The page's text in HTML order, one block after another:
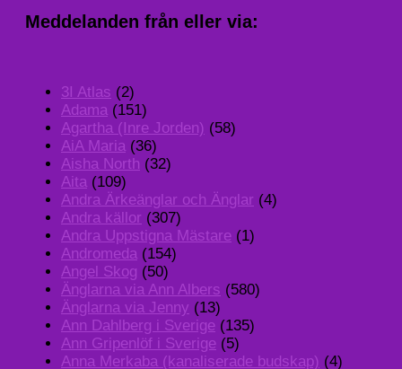
Meddelanden från eller via:
3I Atlas (2)
Adama (151)
Agartha (Inre Jorden) (58)
AiA Maria (36)
Aisha North (32)
Aita (109)
Andra Ärkeänglar och Änglar (4)
Andra källor (307)
Andra Uppstigna Mästare (1)
Andromeda (154)
Angel Skog (50)
Änglarna via Ann Albers (580)
Änglarna via Jenny (13)
Ann Dahlberg i Sverige (135)
Ann Gripenlöf i Sverige (5)
Anna Merkaba (kanaliserade budskap) (4)